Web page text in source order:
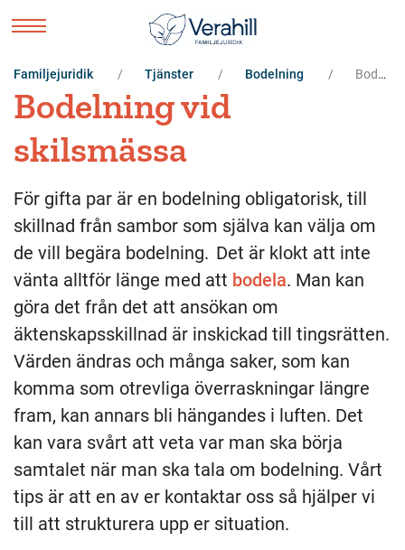
Familjejuridik Tjänster Bodelning Bodelning
Bodelning vid
skilsmässa
För gifta par är en bodelning obligatorisk, till
skillnad från sambor som själva kan välja om
de vill begära bodelning. Det är klokt att inte
vänta alltför länge med att bodela. Man kan
göra det från det att ansökan om
äktenskapsskillnad är inskickad till tingsrätten.
Värden ändras och många saker, som kan
komma som otrevliga överraskningar längre
fram, kan annars bli hängandes i luften. Det
kan vara svårt att veta var man ska börja
samtalet när man ska tala om bodelning. Vårt
tips är att en av er kontaktar oss så hjälper vi
till att strukturera upp er situation.